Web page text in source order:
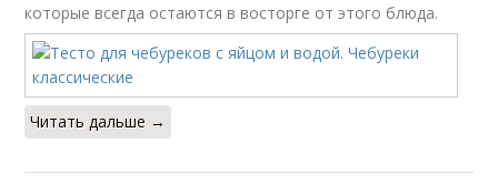
которые всегда остаются в восторге от этого блюда.
Читать дальше →